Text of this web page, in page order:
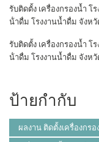
รับติดตั้ง เครื่องกรองน้ำ โ
น้ําดื่ม โรงงานน้ำดื่ม จังห
รับติดตั้ง เครื่องกรองน้ำ โ
น้ําดื่ม โรงงานน้ำดื่ม จังห
ป้ายกำกับ
ผลงาน ติดตั้งเครื่องกรอ